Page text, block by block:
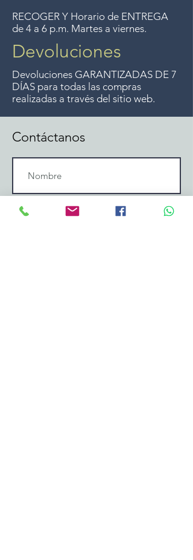
RECOGER Y Horario de ENTREGA
de 4 a 6 p.m. Martes a viernes.
Devoluciones
Devoluciones GARANTIZADAS DE 7
DÍAS para todas las compras
realizadas a través del sitio web.
Contáctanos